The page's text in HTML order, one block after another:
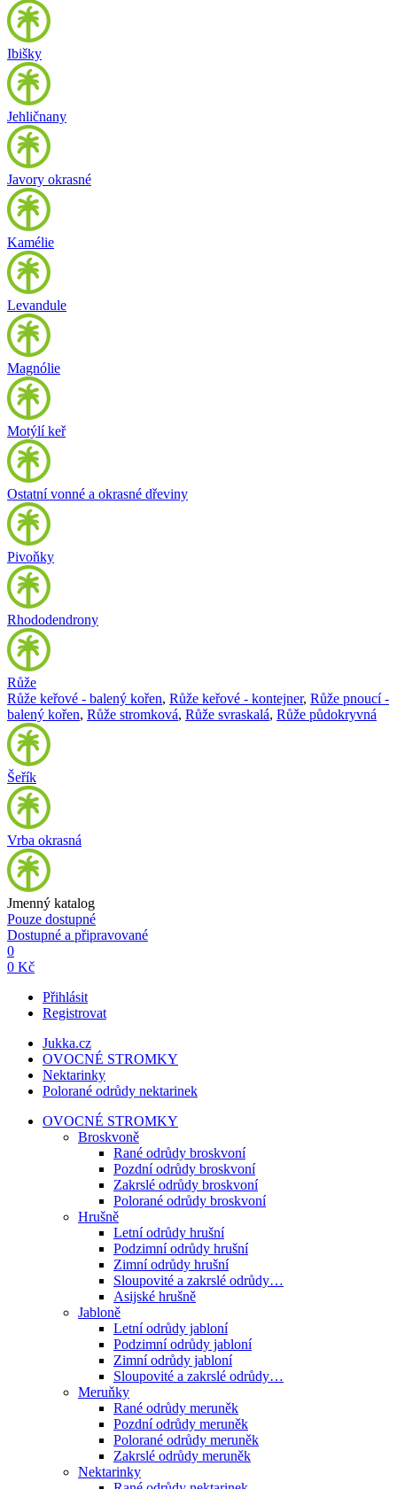
Ibišky
Jehličnany
Javory okrasné
Kamélie
Levandule
Magnólie
Motýlí keř
Ostatní vonné a okrasné dřeviny
Pivoňky
Rhododendrony
Růže
Růže keřové - balený kořen, Růže keřové - kontejner, Růže pnoucí -
balený kořen, Růže stromková, Růže svraskalá, Růže půdokryvná
Šeřík
Vrba okrasná
Jmenný katalog
Pouze dostupné
Dostupné a připravované
0
0 Kč
Přihlásit
Registrovat
Jukka.cz
OVOCNÉ STROMKY
Nektarinky
Polorané odrůdy nektarinek
OVOCNÉ STROMKY
Broskvoně
Rané odrůdy broskvoní
Pozdní odrůdy broskvoní
Zakrslé odrůdy broskvoní
Polorané odrůdy broskvoní
Hrušně
Letní odrůdy hrušní
Podzimní odrůdy hrušní
Zimní odrůdy hrušní
Sloupovité a zakrslé odrůdy…
Asijské hrušně
Jabloně
Letní odrůdy jabloní
Podzimní odrůdy jabloní
Zimní odrůdy jabloní
Sloupovité a zakrslé odrůdy…
Meruňky
Rané odrůdy meruněk
Pozdní odrůdy meruněk
Polorané odrůdy meruněk
Zakrslé odrůdy meruněk
Nektarinky